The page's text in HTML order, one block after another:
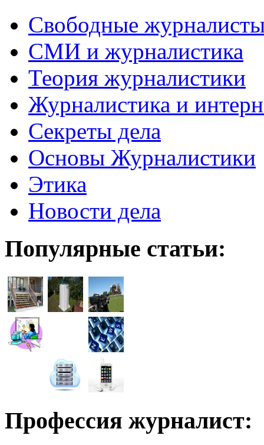
Свободные
СМИ и журналистика
Теория журналистики
Журналистика и
Секреты дела
Основы Журналистики
Этика
Новости дела
Популярные статьи:
Профессия журналист: